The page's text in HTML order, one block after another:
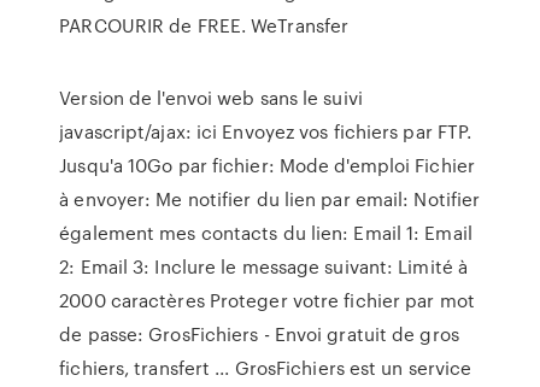
PARCOURIR de FREE. WeTransfer
Version de l'envoi web sans le suivi
javascript/ajax: ici Envoyez vos fichiers par FTP.
Jusqu'a 10Go par fichier: Mode d'emploi Fichier
à envoyer: Me notifier du lien par email: Notifier
également mes contacts du lien: Email 1: Email
2: Email 3: Inclure le message suivant: Limité à
2000 caractères Proteger votre fichier par mot
de passe: GrosFichiers - Envoi gratuit de gros
fichiers, transfert ... GrosFichiers est un service